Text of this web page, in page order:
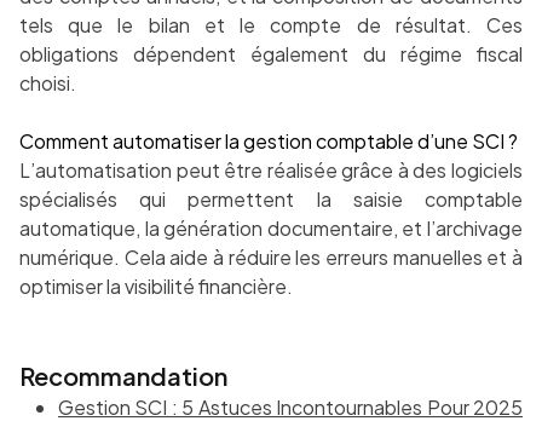
tels que le bilan et le compte de résultat. Ces
obligations dépendent également du régime fiscal
choisi.
Comment automatiser la gestion comptable d’une SCI ?
L’automatisation peut être réalisée grâce à des logiciels
spécialisés qui permettent la saisie comptable
automatique, la génération documentaire, et l’archivage
numérique. Cela aide à réduire les erreurs manuelles et à
optimiser la visibilité financière.
Recommandation
Gestion SCI : 5 Astuces Incontournables Pour 2025